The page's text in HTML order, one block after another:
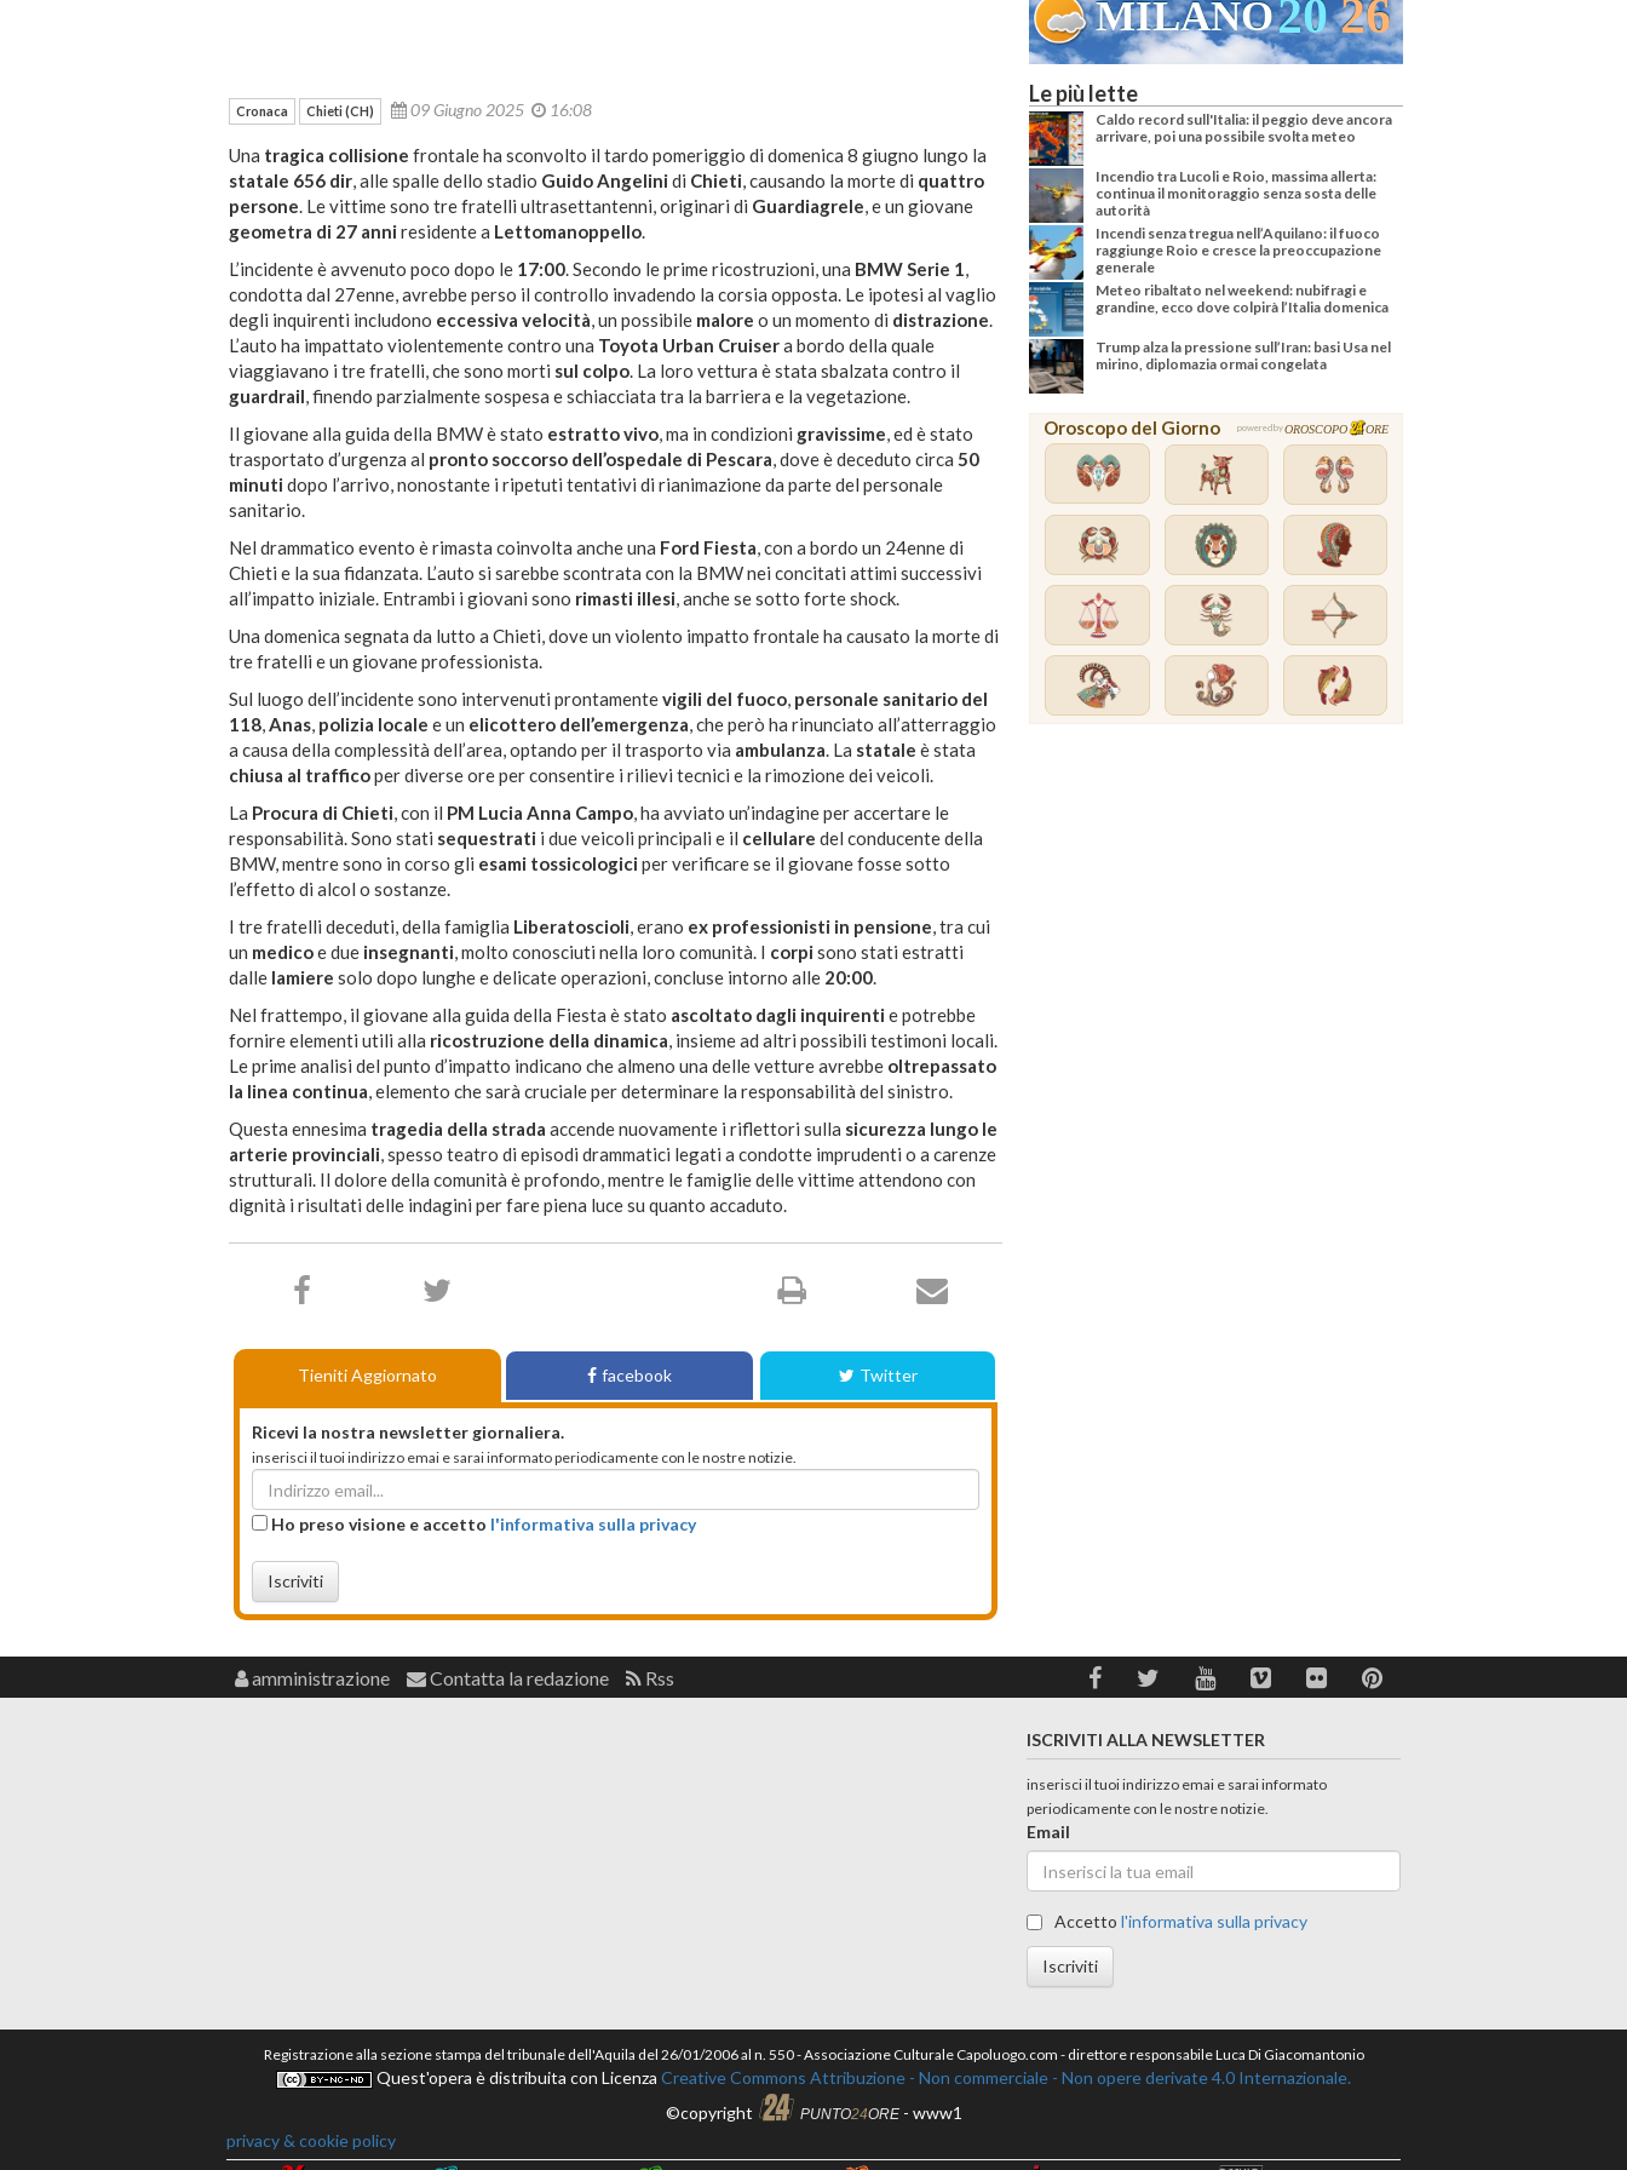
MILANO20 26
Cronaca Chieti (CH) 09 Giugno 2025 16:08
Una tragica collisione frontale ha sconvolto il tardo pomeriggio di domenica 8 giugno lungo la
statale 656 dir, alle spalle dello stadio Guido Angelini di Chieti, causando la morte di quattro
persone. Le vittime sono tre fratelli ultrasettantenni, originari di Guardiagrele, e un giovane
geometra di 27 anni residente a Lettomanoppello.
L’incidente è avvenuto poco dopo le 17:00. Secondo le prime ricostruzioni, una BMW Serie 1,
condotta dal 27enne, avrebbe perso il controllo invadendo la corsia opposta. Le ipotesi al vaglio
degli inquirenti includono eccessiva velocità, un possibile malore o un momento di distrazione.
L’auto ha impattato violentemente contro una Toyota Urban Cruisera bordo della quale
viaggiavano i tre fratelli, che sono morti sul colpo. La loro vettura è stata sbalzata contro il
guardrail, finendo parzialmente sospesa e schiacciata tra la barriera e la vegetazione.
Il giovane alla guida della BMW è stato estratto vivo, ma in condizioni gravissime, ed è stato
trasportato d’urgenza al pronto soccorso dell’ospedale di Pescara, dove è deceduto circa 50
minuti dopo l’arrivo, nonostante i ripetuti tentativi di rianimazione da parte del personale
sanitario.
Nel drammatico evento è rimasta coinvolta anche una Ford Fiesta, con a bordo un 24enne di
Chieti e la sua fidanzata. L’auto si sarebbe scontrata con la BMW nei concitati attimi successivi
all’impatto iniziale. Entrambi i giovani sono rimasti illesi, anche se sotto forte shock.
Una domenica segnata da lutto a Chieti, dove un violento impatto frontale ha causato la morte di
tre fratelli e un giovane professionista.
Sul luogo dell’incidente sono intervenuti prontamentevigili del fuoco, personale sanitario del
118,Anas, polizia locale e un elicottero dell’emergenza, che però ha rinunciato all’atterraggio
a causa della complessità dell’area, optando per il trasporto via ambulanza. La statale è stata
chiusa al trafficoper diverse ore per consentire i rilievi tecnici e la rimozione dei veicoli.
La Procura di Chieti, con il PM Lucia Anna Campo, ha avviato un’indagine per accertare le
responsabilità. Sono stati sequestrati i due veicoli principali e il cellulare del conducente della
BMW, mentre sono in corso gli esami tossicologici per verificare se il giovane fosse sotto
l’effetto di alcol o sostanze.
I tre fratelli deceduti, della famiglia Liberatoscioli, erano ex professionisti in pensione, tra cui
un medicoe due insegnanti, molto conosciuti nella loro comunità. I corpi sono stati estratti
dalle lamiere solo dopo lunghe e delicate operazioni, concluse intorno alle 20:00.
Nel frattempo, il giovane alla guida della Fiesta è stato ascoltato dagli inquirenti e potrebbe
fornire elementi utili alla ricostruzione della dinamica, insieme ad altri possibili testimoni locali.
Le prime analisi del punto d’impatto indicano che almeno una delle vetture avrebbe oltrepassato
la linea continua, elemento che sarà cruciale per determinare la responsabilità del sinistro.
Questa ennesima tragedia della strada accende nuovamente i riflettori sulla sicurezza lungo le
arterie provinciali, spesso teatro di episodi drammatici legati a condotte imprudenti o a carenze
strutturali. Il dolore della comunità è profondo, mentre le famiglie delle vittime attendono con
dignità i risultati delle indagini per fare piena luce su quanto accaduto.
Tieniti Aggiornato facebook Twitter
Ricevi la nostra newsletter giornaliera.
inserisci il tuoi indirizzo emai e sarai informato periodicamente con le nostre notizie.
Ho preso visione e accetto l'informativa sulla privacy
Iscriviti
Le più lette
Caldo record sull'Italia: il peggio deve ancora
arrivare, poi una possibile svolta meteo
Incendio tra Lucoli e Roio, massima allerta:
continua il monitoraggio senza sosta delle
autorità
Incendi senza tregua nell’Aquilano: il fuoco
raggiunge Roio e cresce la preoccupazione
generale
Meteo ribaltato nel weekend: nubifragi e
grandine, ecco dove colpirà l’Italia domenica
Trump alza la pressione sull’Iran: basi Usa nel
mirino, diplomazia ormai congelata
Oroscopo del Giorno powered byOROSCOPO ORE
amministrazione Contatta la redazione Rss
ISCRIVITI ALLA NEWSLETTER
inserisci il tuoi indirizzo emai e sarai informato
periodicamente con le nostre notizie.
Email
Accettol'informativa sulla privacy
Iscriviti
Registrazione alla sezione stampa del tribunale dell'Aquila del 26/01/2006 al n. 550 - Associazione Culturale Capoluogo.com - direttore responsabile Luca Di Giacomantonio
Quest'opera è distribuita con Licenza Creative Commons Attribuzione - Non commerciale - Non opere derivate 4.0 Internazionale.
©copyright
PUNTO24ORE- www1
privacy & cookie policy